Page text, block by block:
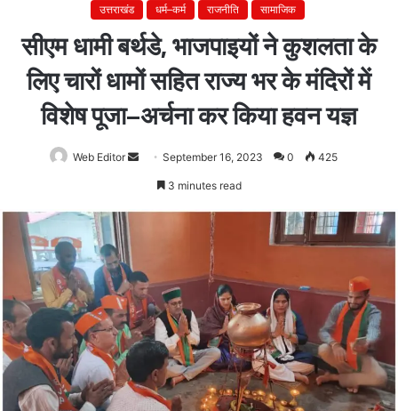
उत्तराखंड धर्म–कर्म राजनीति सामाजिक
सीएम धामी बर्थडे, भाजपाइयों ने कुशलता के
लिए चारों धामों सहित राज्य भर के मंदिरों में
विशेष पूजा–अर्चना कर किया हवन यज्ञ
Web Editor
SendSeptember 16, 2023 0 425
3 minutes read